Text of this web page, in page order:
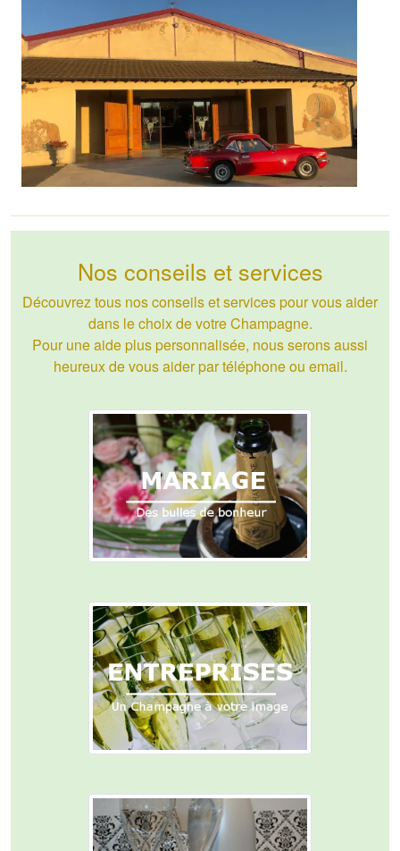
Nos conseils et services
Découvrez tous nos conseils et services pour vous aider
dans le choix de votre Champagne.
Pour une aide plus personnalisée, nous serons aussi
heureux de vous aider par téléphone ou email.